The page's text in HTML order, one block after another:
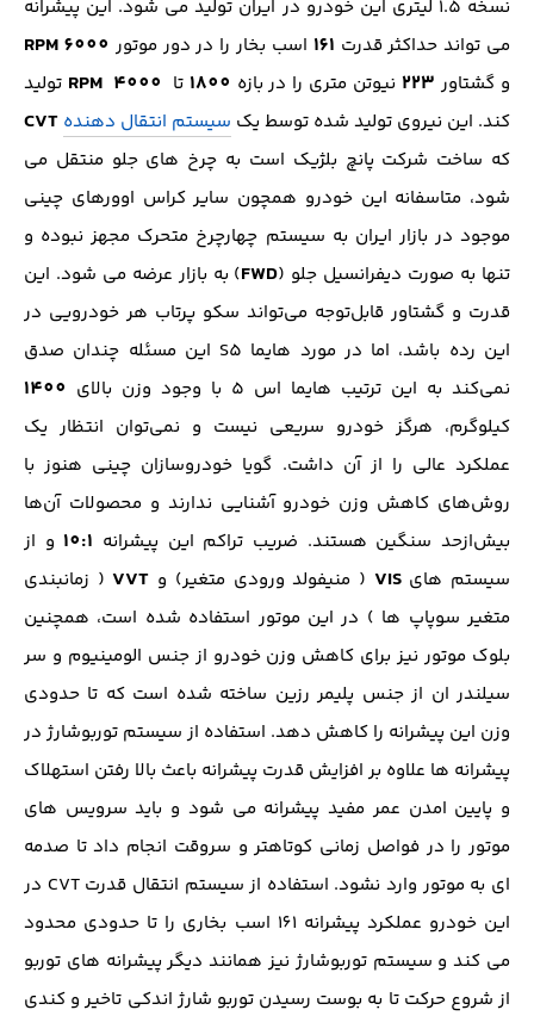
نسخه 1.5 لیتری این خودرو در ایران تولید می شود. این پیشرانه
می تواند حداکثر قدرت 161 اسب بخار را در دور موتور RPM 6000
و گشتاور 223نیوتن متری را در بازه 1800 تا RPM 4000 تولید
کند. این نیروی تولید شده توسط یک سیستم انتقال دهنده CVT
که ساخت شرکت پانچ بلژیک است به چرخ های جلو منتقل می
شود، متاسفانه این خودرو همچون سایر کراس اوورهای چینی
موجود در بازار ایران به سیستم چهارچرخ متحرک مجهز نبوده و
تنها به صورت دیفرانسیل جلو (FWD) به بازار عرضه می شود. این
قدرت و گشتاور قابل‌توجه می‌تواند سکو پرتاب هر خودرویی در
این رده باشد، اما در مورد هایما S5 این مسئله چندان صدق
نمی‌کند به این ترتیب هایما اس 5 با وجود وزن بالای
1400
کیلوگرم، هرگز خودرو سریعی نیست و نمی‌توان انتظار یک
عملکرد عالی را از آن داشت. گویا خودروسازان چینی هنوز با
روش‌های کاهش وزن خودرو آشنایی ندارند و محصولات آن‌ها
بیش‌ازحد سنگین هستند. ضریب تراکم این پیشرانه 10:1و از
سیستم هایVIS ( منیفولد ورودی متغیر) و VVT( زمانبندی
متغیر سوپاپ ها ) در این موتور استفاده شده است، همچنین
بلوک موتور نیز برای کاهش وزن خودرو از جنس الومینیوم و سر
سیلندر ان از جنس پلیمر رزین ساخته شده است که تا حدودی
وزن این پیشرانه را کاهش دهد. استفاده از سیستم توربوشارژ در
پیشرانه ها علاوه بر افزایش قدرت پیشرانه باعث بالا رفتن استهلاک
و پایین امدن عمر مفید پیشرانه می شود و باید سرویس های
موتور را در فواصل زمانی کوتاهتر و سروقت انجام داد تا صدمه
ای به موتور وارد نشود. استفاده از سیستم انتقال قدرت CVT در
این خودرو عملکرد پیشرانه 161 اسب بخاری را تا حدودی محدود
می کند و سیستم توربوشارژ نیز همانند دیگر پیشرانه های توربو
از شروع حرکت تا به بوست رسیدن توربو شارژ اندکی تاخیر و کندی